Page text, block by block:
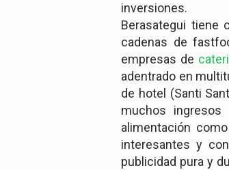
inversiones.
Berasategui tiene
cadenas de
empresas de
adentrado en
de hotel (Santi
muchos
alimentación
interesantes y
publicidad pura y